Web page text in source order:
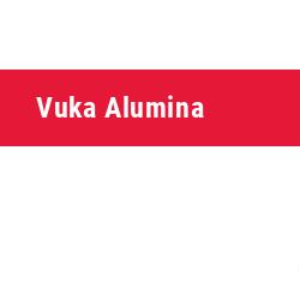
Vuka Alumina